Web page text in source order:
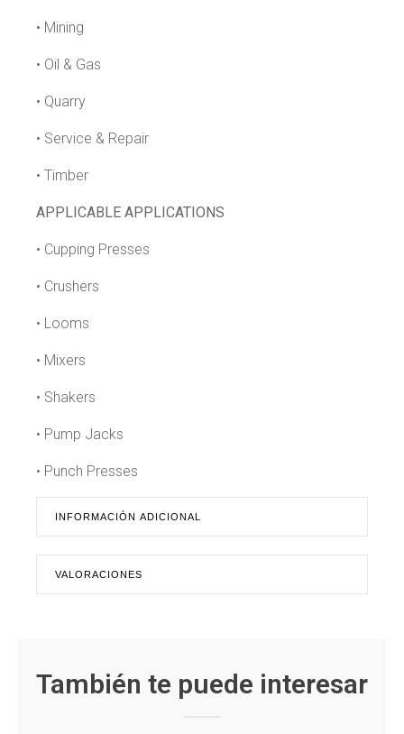
• Mining
• Oil & Gas
• Quarry
• Service & Repair
• Timber
APPLICABLE APPLICATIONS
• Cupping Presses
• Crushers
• Looms
• Mixers
• Shakers
• Pump Jacks
• Punch Presses
INFORMACIÓN ADICIONAL
VALORACIONES
También te puede interesar